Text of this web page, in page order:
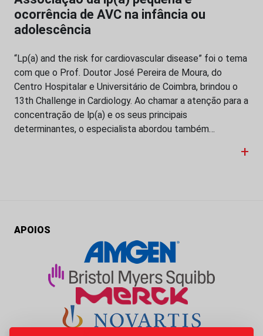
ocorrência de AVC na infância ou
adolescência
“Lp(a) and the risk for cardiovascular disease” foi o tema
com que o Prof. Doutor José Pereira de Moura, do
Centro Hospitalar e Universitário de Coimbra, brindou o
13th Challenge in Cardiology. Ao chamar a atenção para a
concentração de lp(a) e os seus principais
determinantes, o especialista abordou também…
+
APOIOS